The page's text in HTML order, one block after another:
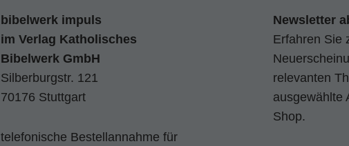
bibelwerk impuls
im Verlag Katholisches
Bibelwerk GmbH
Silberburgstr. 121
70176 Stuttgart
telefonische Bestellannahme für
Newsletter
Erfahren Sie
relevanten
ausgewählte
Shop.